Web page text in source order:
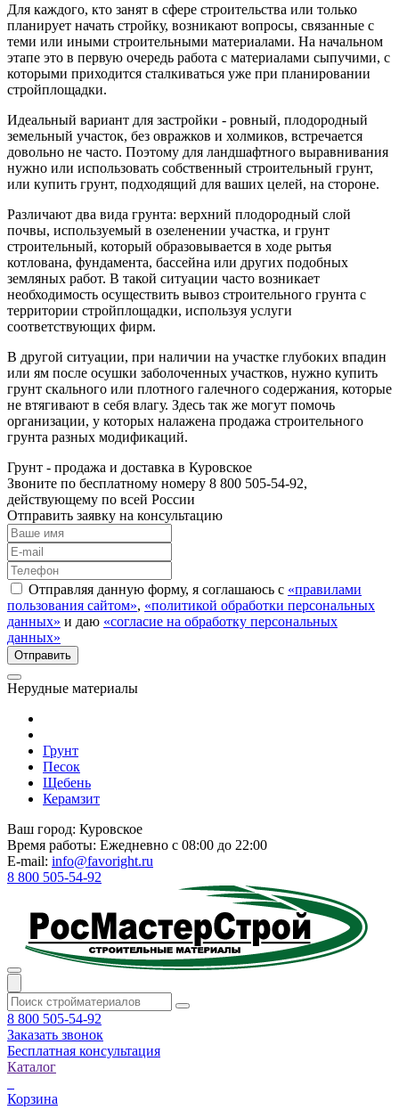
Для каждого, кто занят в сфере строительства или только
планирует начать стройку, возникают вопросы, связанные с
теми или иными строительными материалами. На начальном
этапе это в первую очередь работа с материалами сыпучими, с
которыми приходится сталкиваться уже при планировании
стройплощадки.
Идеальный вариант для застройки - ровный, плодородный
земельный участок, без овражков и холмиков, встречается
довольно не часто. Поэтому для ландшафтного выравнивания
нужно или использовать собственный строительный грунт,
или купить грунт, подходящий для ваших целей, на стороне.
Различают два вида грунта: верхний плодородный слой
почвы, используемый в озеленении участка, и грунт
строительный, который образовывается в ходе рытья
котлована, фундамента, бассейна или других подобных
земляных работ. В такой ситуации часто возникает
необходимость осуществить вывоз строительного грунта с
территории стройплощадки, используя услуги
соответствующих фирм.
В другой ситуации, при наличии на участке глубоких впадин
или ям после осушки заболоченных участков, нужно купить
грунт скального или плотного галечного содержания, которые
не втягивают в себя влагу. Здесь так же могут помочь
организации, у которых налажена продажа строительного
грунта разных модификаций.
Грунт - продажа и доставка в Куровское
Звоните по бесплатному номеру 8 800 505-54-92,
действующему по всей России
Отправить заявку на консультацию
Отправляя данную форму, я соглашаюсь с «правилами
пользования сайтом», «политикой обработки персональных
данных» и даю «согласие на обработку персональных
данных»
Нерудные материалы
Грунт
Песок
Щебень
Керамзит
Ваш город: Куровское
Время работы: Ежедневно с 08:00 до 22:00
E-mail: info@favoright.ru
8 800 505-54-92
8 800 505-54-92
Заказать звонок
Бесплатная консультация
Каталог
Корзина